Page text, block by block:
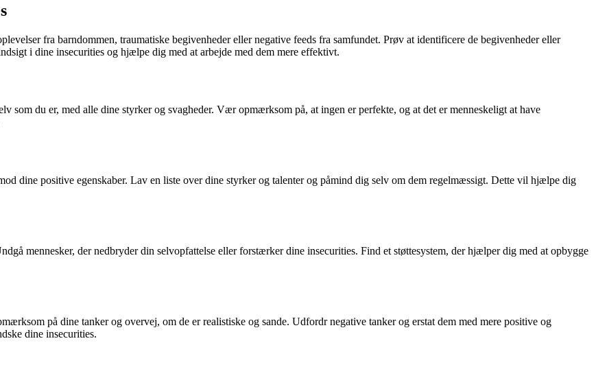
fra barndommen, traumatiske begivenheder eller negative feeds fra samfundet. Prøv at identificere de begivenheder eller
i dine insecurities og hjælpe dig med at arbejde med dem mere effektivt.
som du er, med alle dine styrker og svagheder. Vær opmærksom på, at ingen er perfekte, og at det er menneskeligt at have
dine positive egenskaber. Lav en liste over dine styrker og talenter og påmind dig selv om dem regelmæssigt. Dette vil hjælpe dig
mennesker, der nedbryder din selvopfattelse eller forstærker dine insecurities. Find et støttesystem, der hjælper dig med at opbygge
på dine tanker og overvej, om de er realistiske og sande. Udfordr negative tanker og erstat dem med mere positive og
dine insecurities.